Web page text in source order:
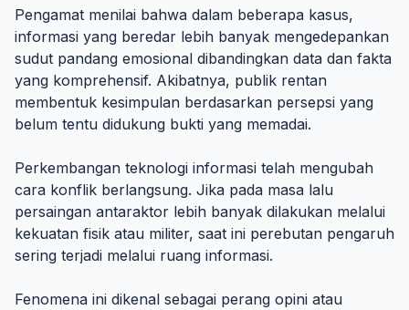
Pengamat menilai bahwa dalam beberapa kasus,
informasi yang beredar lebih banyak mengedepankan
sudut pandang emosional dibandingkan data dan fakta
yang komprehensif. Akibatnya, publik rentan
membentuk kesimpulan berdasarkan persepsi yang
belum tentu didukung bukti yang memadai.
Perkembangan teknologi informasi telah mengubah
cara konflik berlangsung. Jika pada masa lalu
persaingan antaraktor lebih banyak dilakukan melalui
kekuatan fisik atau militer, saat ini perebutan pengaruh
sering terjadi melalui ruang informasi.
Fenomena ini dikenal sebagai perang opini atau